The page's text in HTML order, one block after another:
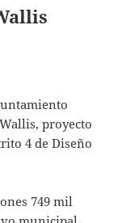
proyecto
4 de Diseño
749 mil